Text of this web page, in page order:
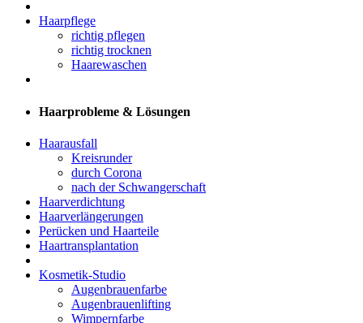
Haarpflege
richtig pflegen
richtig trocknen
Haarewaschen
Haarprobleme & Lösungen
Haarausfall
Kreisrunder
durch Corona
nach der Schwangerschaft
Haarverdichtung
Haarverlängerungen
Perücken und Haarteile
Haartransplantation
Kosmetik-Studio
Augenbrauenfarbe
Augenbrauenlifting
Wimpernfarbe